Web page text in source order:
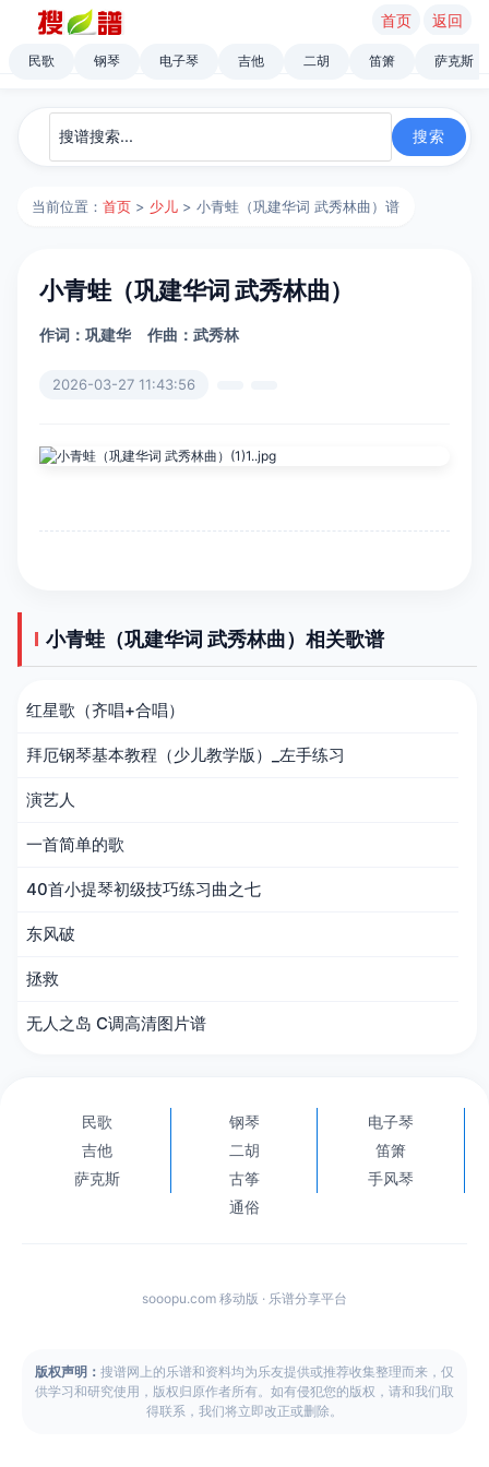
首页 返回
民歌 钢琴 电子琴 吉他 二胡 笛箫 萨克斯
当前位置：首页 > 少儿 > 小青蛙（巩建华词 武秀林曲）谱
小青蛙（巩建华词 武秀林曲）
作词：巩建华 作曲：武秀林
2026-03-27 11:43:56
小青蛙（巩建华词 武秀林曲）相关歌谱
红星歌（齐唱+合唱）
拜厄钢琴基本教程（少儿教学版）_左手练习
演艺人
一首简单的歌
40首小提琴初级技巧练习曲之七
东风破
拯救
无人之岛 C调高清图片谱
民歌 钢琴
电子琴
吉他
二胡
笛箫
萨克斯
古筝
手风琴
通俗
sooopu.com 移动版 · 乐谱分享平台
版权声明： 搜谱网上的乐谱和资料均为乐友提供或推荐收集整理而来，仅
供学习和研究使用，版权归原作者所有。如有侵犯您的版权，请和我们取
得联系，我们将立即改正或删除。